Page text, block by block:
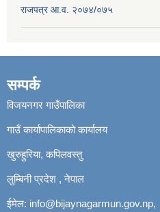
राजपत्र आ.व. २०७४/०७५
सम्पर्क
विजयनगर गाउँपालिका
गाउँ कार्यापालिकाको कार्यालय
खुरुहुरिया, कपिलवस्तु
लुम्बिनी प्रदेश , नेपाल
ईमेल: info@bijaynagarmun.gov.np,